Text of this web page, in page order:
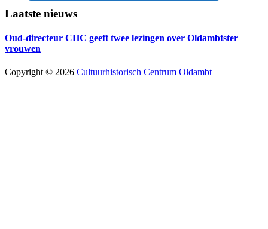
Laatste nieuws
Oud-directeur CHC geeft twee lezingen over Oldambtster
vrouwen
Copyright © 2026 Cultuurhistorisch Centrum Oldambt